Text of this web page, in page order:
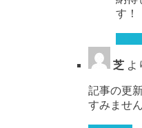
す！
芝 よ
記事の更
すみません